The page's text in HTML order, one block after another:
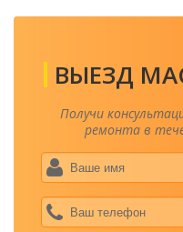
ВЫЕЗД
Получи
ремонта в